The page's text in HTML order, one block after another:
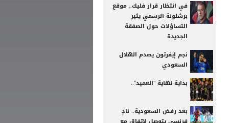
في انتظار قرار فليك.. موقع
برشلونة الرسمي يثير
التساؤلات حول الصفقة
الجديدة
نجم إيفرتون يصدم الهلال
السعودي
بداية نهاية "العميد"..
بعد رفض السعودية.. نادٍ
فرنسي يتوصل لاتفاق مع